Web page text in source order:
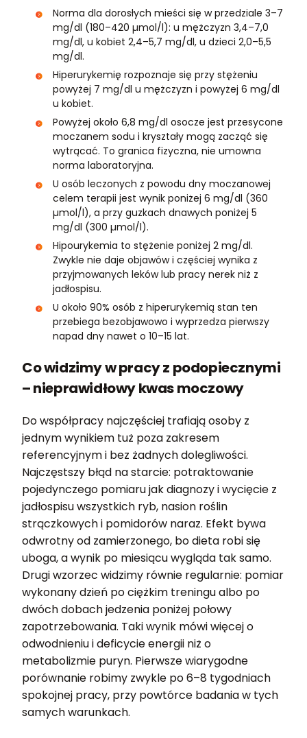
Norma dla dorosłych mieści się w przedziale 3–7
mg/dl (180–420 µmol/l): u mężczyzn 3,4–7,0
mg/dl, u kobiet 2,4–5,7 mg/dl, u dzieci 2,0–5,5
mg/dl.
Hiperurykemię rozpoznaje się przy stężeniu
powyżej 7 mg/dl u mężczyzn i powyżej 6 mg/dl
u kobiet.
Powyżej około 6,8 mg/dl osocze jest przesycone
moczanem sodu i kryształy mogą zacząć się
wytrącać. To granica fizyczna, nie umowna
norma laboratoryjna.
U osób leczonych z powodu dny moczanowej
celem terapii jest wynik poniżej 6 mg/dl (360
µmol/l), a przy guzkach dnawych poniżej 5
mg/dl (300 µmol/l).
Hipourykemia to stężenie poniżej 2 mg/dl.
Zwykle nie daje objawów i częściej wynika z
przyjmowanych leków lub pracy nerek niż z
jadłospisu.
U około 90% osób z hiperurykemią stan ten
przebiega bezobjawowo i wyprzedza pierwszy
napad dny nawet o 10–15 lat.
Co widzimy w pracy z podopiecznymi
– nieprawidłowy kwas moczowy
Do współpracy najczęściej trafiają osoby z
jednym wynikiem tuż poza zakresem
referencyjnym i bez żadnych dolegliwości.
Najczęstszy błąd na starcie: potraktowanie
pojedynczego pomiaru jak diagnozy i wycięcie z
jadłospisu wszystkich ryb, nasion roślin
strączkowych i pomidorów naraz. Efekt bywa
odwrotny od zamierzonego, bo dieta robi się
uboga, a wynik po miesiącu wygląda tak samo.
Drugi wzorzec widzimy równie regularnie: pomiar
wykonany dzień po ciężkim treningu albo po
dwóch dobach jedzenia poniżej połowy
zapotrzebowania. Taki wynik mówi więcej o
odwodnieniu i deficycie energii niż o
metabolizmie puryn. Pierwsze wiarygodne
porównanie robimy zwykle po 6–8 tygodniach
spokojnej pracy, przy powtórce badania w tych
samych warunkach.